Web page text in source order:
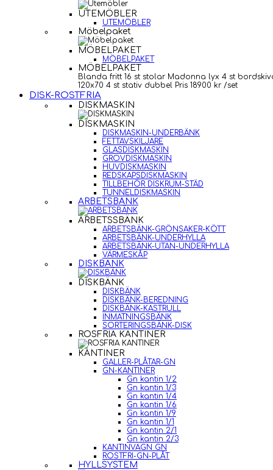
UTEMÖBLER
UTEMÖBLER
Möbelpaket
MÖBELPAKET
MÖBELPAKET
MÖBELPAKET
Blanda fritt 16 st stolar Madonna lyx 4 st
120x70 4 st stativ dubbel Pris 18900 kr /set
DISK-ROSTFRIA
DISKMASKIN
DISKMASKIN
DISKMASKIN-UNDERBÄNK
FETTAVSKILJARE
GLASDISKMASKIN
GROVDISKMASKIN
HUVDISKMASKIN
REDSKAPSDISKMASKIN
TILLBEHÖR DISKRUM-STÄD
TUNNELDISKMASKIN
ARBETSBÄNK
ARBETSSBÄNK
ARBETSBÄNK-GRÖNSAKER-KÖTT
ARBETSBÄNK-UNDERHYLLA
ARBETSBÄNK-UTAN-UNDERHYLLA
VÄRMESKÅP
DISKBÄNK
DISKBÄNK
DISKBÄNK
DISKBÄNK-BEREDNING
DISKBÄNK-KASTRULL
INMATNINGSBÄNK
SORTERINGSBÄNK-DISK
ROSFRIA KANTINER
KANTINER
GALLER-PLÅTAR-GN
GN-KANTINER
Gn kantin 1/2
Gn kantin 1/3
Gn kantin 1/4
Gn kantin 1/6
Gn kantin 1/9
Gn kantin 1/1
Gn kantin 2/1
Gn kantin 2/3
KANTINVAGN GN
ROSTFRI-GN-PLÅT
HYLLSYSTEM